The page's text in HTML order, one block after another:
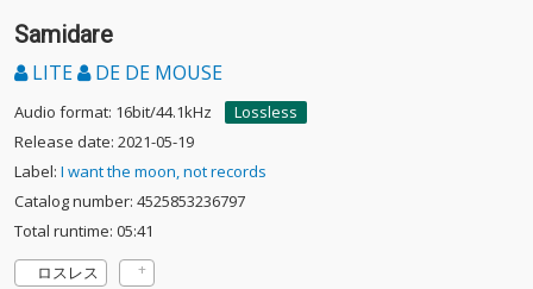
Samidare
LITE DE DE MOUSE
Audio format: 16bit/44.1kHz
Lossless
Release date: 2021-05-19
Label: I want the moon, not records
Catalog number: 4525853236797
Total runtime: 05:41
ロスレス